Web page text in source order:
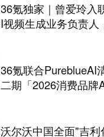
36氪独家｜曾爱玲入
I视频生成业务负责人
36氪联合PureblueAI
二期「2026消费品牌
沃尔沃中国全面"吉利